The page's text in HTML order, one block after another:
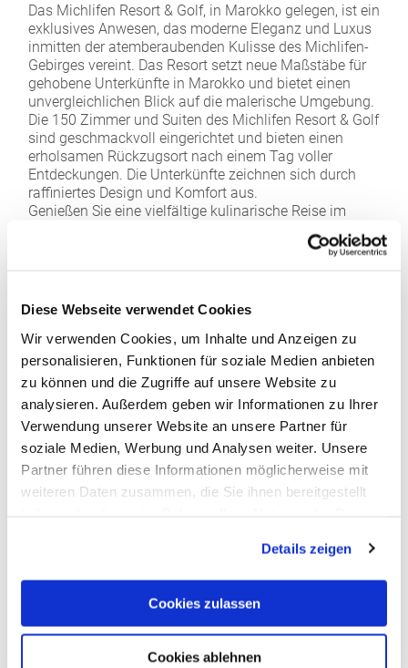
Diese Webseite verwendet Cookies
Wir verwenden Cookies, um Inhalte und Anzeigen zu
personalisieren, Funktionen für soziale Medien anbieten
zu können und die Zugriffe auf unsere Website zu
analysieren. Außerdem geben wir Informationen zu Ihrer
Verwendung unserer Website an unsere Partner für
soziale Medien, Werbung und Analysen weiter. Unsere
Partner führen diese Informationen möglicherweise mit
weiteren Daten zusammen, die Sie ihnen bereitgestellt
Details zeigen
Cookies zulassen
Cookies ablehnen
Das Michlifen Resort & Golf, in Marokko gelegen, ist ein
exklusives Anwesen, das moderne Eleganz und Luxus
inmitten der atemberaubenden Kulisse des Michlifen-
Gebirges vereint. Das Resort setzt neue Maßstäbe für
gehobene Unterkünfte in Marokko und bietet einen
unvergleichlichen Blick auf die malerische Umgebung.
Die 150 Zimmer und Suiten des Michlifen Resort & Golf
sind geschmackvoll eingerichtet und bieten einen
erholsamen Rückzugsort nach einem Tag voller
Entdeckungen. Die Unterkünfte zeichnen sich durch
raffiniertes Design und Komfort aus.
Genießen Sie eine vielfältige kulinarische Reise im
Resort, angefangen bei exquisiter marokkanischer
Küche bis hin zu internationalen Gaumenfreuden. Das
den Golfplatz und die umliegende Landschaft.
HOTEL CONRAD RABAT *****